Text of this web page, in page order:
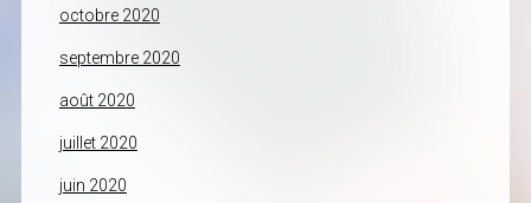
octobre 2020
septembre 2020
août 2020
juillet 2020
juin 2020